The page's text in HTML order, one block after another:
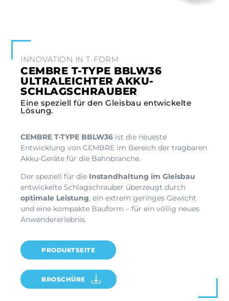
INNOVATION IN T-FORM
CEMBRE T-TYPE BBLW36
ULTRALEICHTER AKKU-
SCHLAGSCHRAUBER
Eine speziell für den Gleisbau entwickelte
Lösung.
CEMBRE T-TYPE BBLW36 ist die neueste
Entwicklung von CEMBRE im Bereich der tragbaren
Akku-Geräte für die Bahnbranche.
Der speziell für die Instandhaltung im Gleisbau
entwickelte Schlagschrauber überzeugt durch
optimale Leistung, ein extrem geringes Gewicht
und eine kompakte Bauform – für ein völlig neues
Anwendererlebnis.
PRODUKTSEITE
BROSCHÜRE